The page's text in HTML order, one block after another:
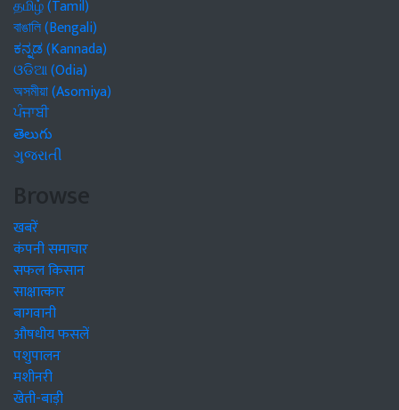
தமிழ் (Tamil)
বাঙালি (Bengali)
ಕನ್ನಡ (Kannada)
ଓଡିଆ (Odia)
অসমীয়া (Asomiya)
ਪੰਜਾਬੀ
తెలుగు
ગુજરાતી
Browse
खबरें
कंपनी समाचार
सफल किसान
साक्षात्कार
बागवानी
औषधीय फसलें
पशुपालन
मशीनरी
खेती-बाड़ी